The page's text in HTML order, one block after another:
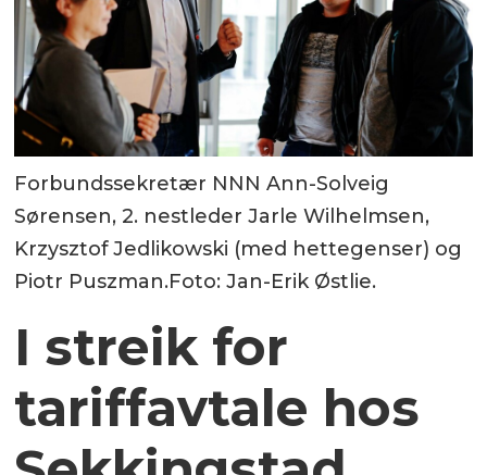
Forbundssekretær NNN Ann-Solveig
Sørensen, 2. nestleder Jarle Wilhelmsen,
Krzysztof Jedlikowski (med hettegenser) og
Piotr Puszman.Foto: Jan-Erik Østlie.
I streik for
tariffavtale hos